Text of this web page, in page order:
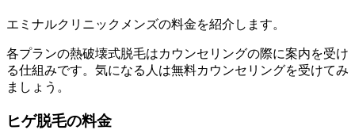
エミナルクリニックメンズの料金を紹介します。
各プランの熱破壊式脱毛はカウンセリングの際に案内を受け
る仕組みです。気になる人は無料カウンセリングを受けてみ
ましょう。
ヒゲ脱毛の料金